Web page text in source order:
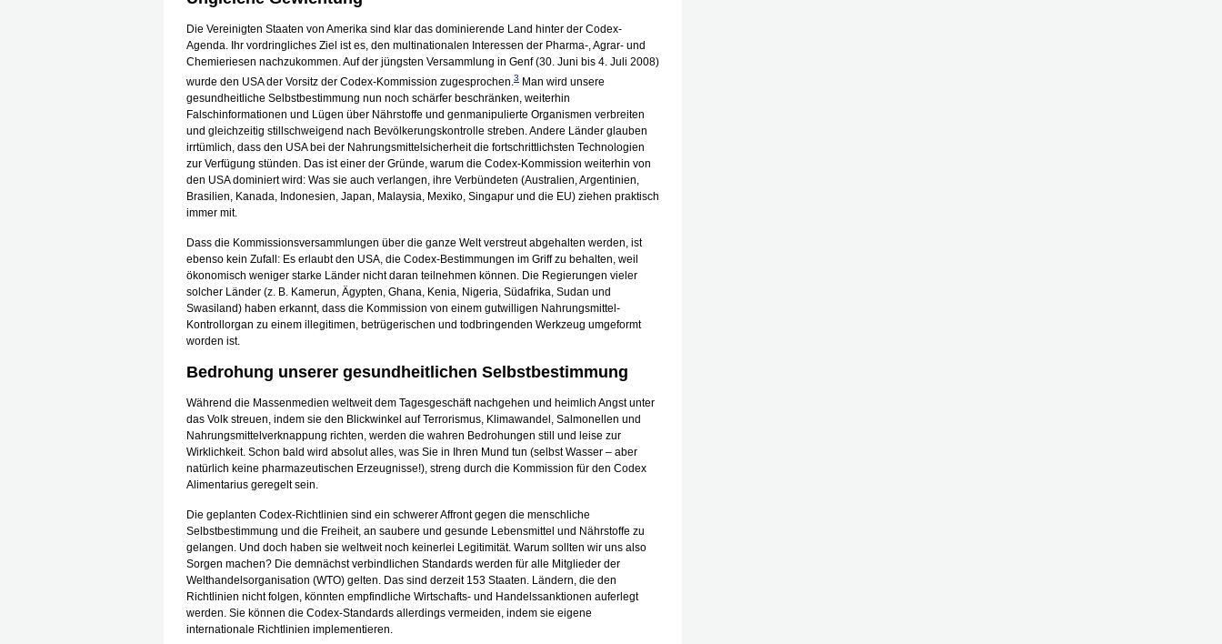
Die Vereinigten Staaten von Amerika sind klar das dominierende Land hinter der Codex-
Agenda. Ihr vordringliches Ziel ist es, den multinationalen Interessen der Pharma-, Agrar- und
Chemieriesen nachzukommen. Auf der jüngsten Versammlung in Genf (30. Juni bis 4. Juli 2008)
wurde den USA der Vorsitz der Codex-Kommission zugesprochen.3 Man wird unsere
gesundheitliche Selbstbestimmung nun noch schärfer beschränken, weiterhin
Falschinformationen und Lügen über Nährstoffe und genmanipulierte Organismen verbreiten
und gleichzeitig stillschweigend nach Bevölkerungskontrolle streben. Andere Länder glauben
irrtümlich, dass den USA bei der Nahrungsmittelsicherheit die fortschrittlichsten Technologien
zur Verfügung stünden. Das ist einer der Gründe, warum die Codex-Kommission weiterhin von
den USA dominiert wird: Was sie auch verlangen, ihre Verbündeten (Australien, Argentinien,
Brasilien, Kanada, Indonesien, Japan, Malaysia, Mexiko, Singapur und die EU) ziehen praktisch
immer mit.
Dass die Kommissionsversammlungen über die ganze Welt verstreut abgehalten werden, ist
ebenso kein Zufall: Es erlaubt den USA, die Codex-Bestimmungen im Griff zu behalten, weil
ökonomisch weniger starke Länder nicht daran teilnehmen können. Die Regierungen vieler
solcher Länder (z. B. Kamerun, Ägypten, Ghana, Kenia, Nigeria, Südafrika, Sudan und
Swasiland) haben erkannt, dass die Kommission von einem gutwilligen Nahrungsmittel-
Kontrollorgan zu einem illegitimen, betrügerischen und todbringenden Werkzeug umgeformt
worden ist.
Bedrohung unserer gesundheitlichen Selbstbestimmung
Während die Massenmedien weltweit dem Tagesgeschäft nachgehen und heimlich Angst unter
das Volk streuen, indem sie den Blickwinkel auf Terrorismus, Klimawandel, Salmonellen und
Nahrungsmittelverknappung richten, werden die wahren Bedrohungen still und leise zur
Wirklichkeit. Schon bald wird absolut alles, was Sie in Ihren Mund tun (selbst Wasser – aber
natürlich keine pharmazeutischen Erzeugnisse!), streng durch die Kommission für den Codex
Alimentarius geregelt sein.
Die geplanten Codex-Richtlinien sind ein schwerer Affront gegen die menschliche
Selbstbestimmung und die Freiheit, an saubere und gesunde Lebensmittel und Nährstoffe zu
gelangen. Und doch haben sie weltweit noch keinerlei Legitimität. Warum sollten wir uns also
Sorgen machen? Die demnächst verbindlichen Standards werden für alle Mitglieder der
Welthandelsorganisation (WTO) gelten. Das sind derzeit 153 Staaten. Ländern, die den
Richtlinien nicht folgen, könnten empfindliche Wirtschafts- und Handelssanktionen auferlegt
werden. Sie können die Codex-Standards allerdings vermeiden, indem sie eigene
internationale Richtlinien implementieren.